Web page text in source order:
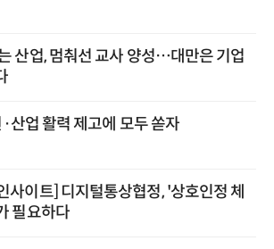
산업, 멈춰선 교사 양성…대만은 기업
산업 활력 제고에 모두 쏟자
사이트] 디지털통상협정, '상호인정 체
필요하다